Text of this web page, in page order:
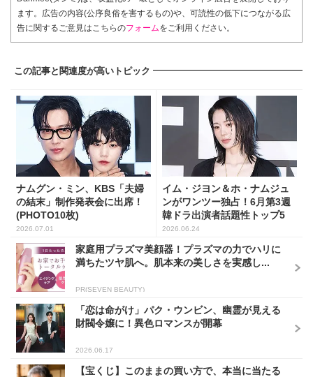
ます。広告の内容(公序良俗を害するもの)や、可読性の低下につながる広
告に関するご意見はこちらのフォームをご利用ください。
この記事と関連度が高いトピック
ナムグン・ミン、KBS「夫婦
の結末」制作発表会に出席！
(PHOTO10枚)
2026.07.01
イム・ジヨン＆ホ・ナムジュ
ンがワンツー独占！6月第3週
韓ドラ出演者話題性トップ5
2026.06.24
家庭用プラズマ美顔器！プラズマの力でハリに
満ちたツヤ肌へ。肌本来の美しさを実感し...
PR(SEVEN BEAUTY)
「恋は命がけ」パク・ウンビン、幽霊が見える
財閥令嬢に！異色ロマンスが開幕
2026.06.17
【宝くじ】このままの買い方で、本当に当たる